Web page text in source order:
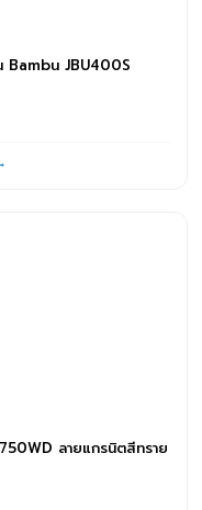
Bambu JBU400S
ลายแกรนิตสีทราย